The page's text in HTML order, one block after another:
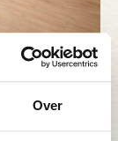
Over
in de